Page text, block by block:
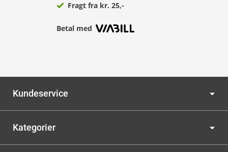
Fragt fra kr. 25,-
Betal med
Kundeservice
Kategorier